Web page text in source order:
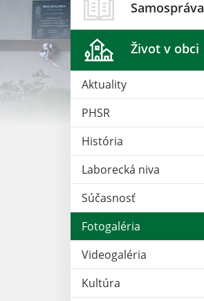
Samospráva
Život v obci
Aktuality
PHSR
História
Laborecká niva
Súčasnosť
Fotogaléria
Videogaléria
Kultúra